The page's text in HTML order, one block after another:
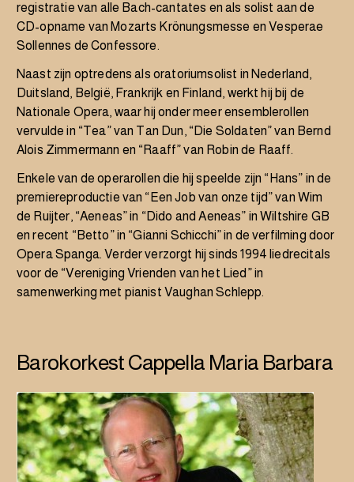
registratie van alle Bach-cantates en als solist aan de
CD-opname van Mozarts Krönungsmesse en Vesperae
Sollennes de Confessore.
Naast zijn optredens als oratoriumsolist in Nederland,
Duitsland, België, Frankrijk en Finland, werkt hij bij de
Nationale Opera, waar hij onder meer ensemblerollen
vervulde in “Tea” van Tan Dun, “Die Soldaten” van Bernd
Alois Zimmermann en “Raaff” van Robin de Raaff.
Enkele van de operarollen die hij speelde zijn “Hans” in de
premiereproductie van “Een Job van onze tijd” van Wim
de Ruijter, “Aeneas” in “Dido and Aeneas” in Wiltshire GB
en recent “Betto” in “Gianni Schicchi” in de verfilming door
Opera Spanga. Verder verzorgt hij sinds 1994 liedrecitals
voor de “Vereniging Vrienden van het Lied” in
samenwerking met pianist Vaughan Schlepp.
Barokorkest Cappella Maria Barbara